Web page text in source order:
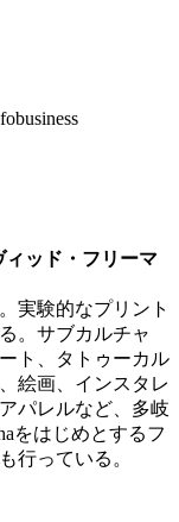
ィッド・フリーマ
実験的なプリント
。サブカルチャ
ト、タトゥーカル
絵画、インスタレ
パレルなど、多岐
をはじめとするフ
行っている。